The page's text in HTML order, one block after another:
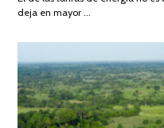
deja en mayor …